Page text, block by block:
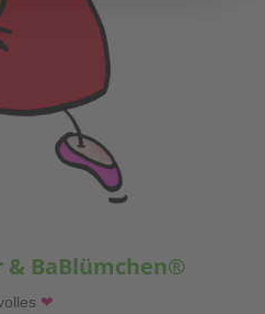
& BaBlümchen®
❤